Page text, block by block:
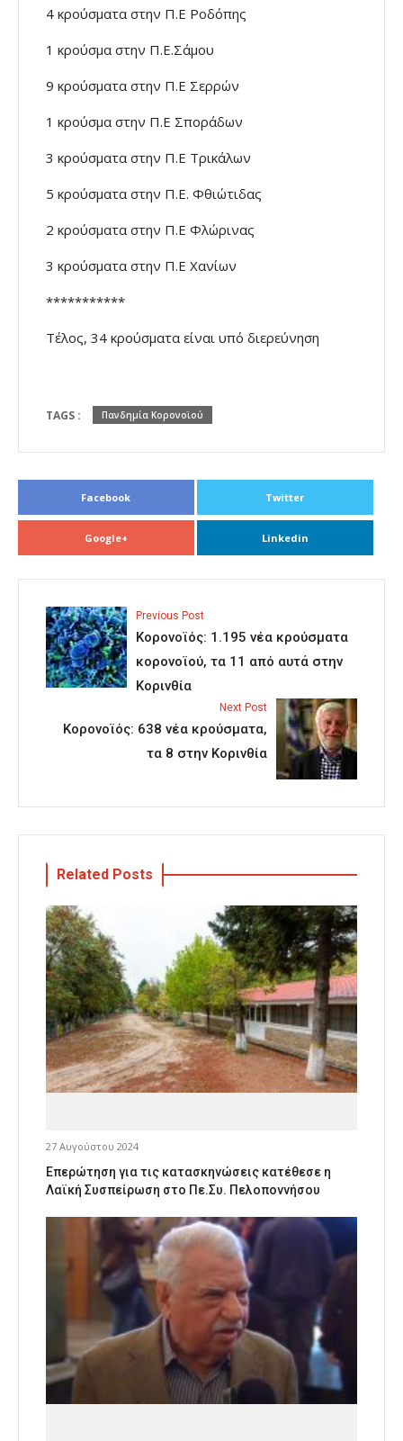
4 κρούσματα στην Π.Ε Ροδόπης
1 κρούσμα στην Π.Ε.Σάμου
9 κρούσματα στην Π.Ε Σερρών
1 κρούσμα στην Π.Ε Σποράδων
3 κρούσματα στην Π.Ε Τρικάλων
5 κρούσματα στην Π.Ε. Φθιώτιδας
2 κρούσματα στην Π.Ε Φλώρινας
3 κρούσματα στην Π.Ε Χανίων
***********
Τέλος, 34 κρούσματα είναι υπό διερεύνηση
TAGS : Πανδημία Κορονοϊού
Facebook Twitter
Google+ Linkedin
Previous Post
Κορονοϊός: 1.195 νέα κρούσματα
κορονοϊού, τα 11 από αυτά στην
Κορινθία
Next Post
Κορονοϊός: 638 νέα κρούσματα,
τα 8 στην Κορινθία
Related Posts
27 Αυγούστου 2024
Επερώτηση για τις κατασκηνώσεις κατέθεσε η
Λαϊκή Συσπείρωση στο Πε.Συ. Πελοποννήσου